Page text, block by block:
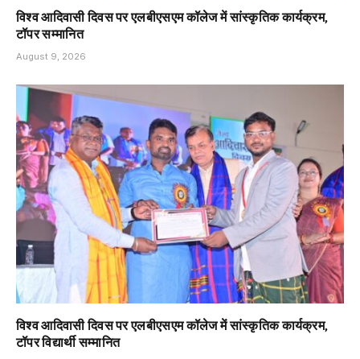
विश्व आदिवासी दिवस पर एलबीएसएम कॉलेज में सांस्कृतिक कार्यक्रम,
टॉपर सम्मानित
August 9, 2026
विश्व आदिवासी दिवस पर एलबीएसएम कॉलेज में सांस्कृतिक कार्यक्रम,
टॉपर विद्यार्थी सम्मानित